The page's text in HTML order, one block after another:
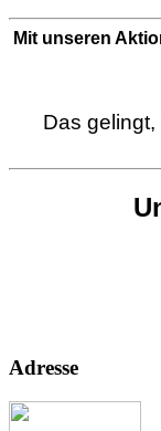
Mit unseren
Das
Adresse